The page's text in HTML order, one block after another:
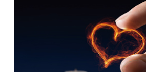
AI算力产业链在技术迭代加速背景下
值。当前800G光模块进入规模化交付
产品出货进程提速，同时硅光集成、
一代光互联技术路线日趋成熟，中国光
凭借先发优势与产能储备，有望在全球
持续巩固领先地位。此外，国内外AI资